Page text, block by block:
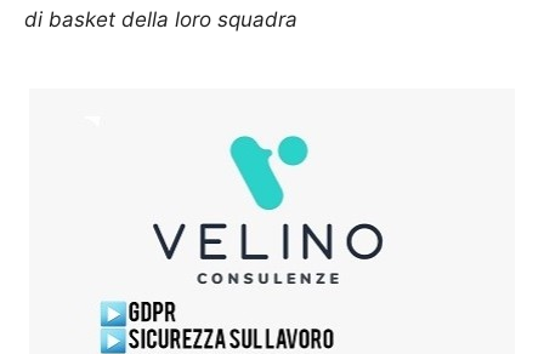
di basket della loro squadra